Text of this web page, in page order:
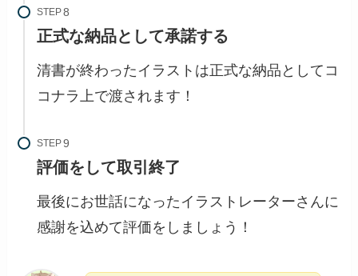
STEP
正式な納品として承諾する
清書が終わったイラストは正式な納品としてコ
コナラ上で渡されます！
STEP
評価をして取引終了
最後にお世話になったイラストレーターさんに
感謝を込めて評価をしましょう！